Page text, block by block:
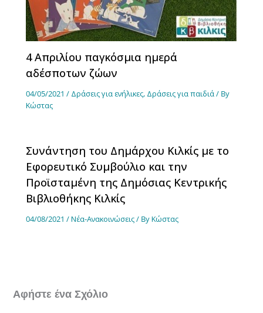
4 Απριλίου παγκόσμια ημερά
αδέσποτων ζώων
04/05/2021/ Δράσεις για ενήλικες, Δράσεις για παιδιά/ By
Κώστας
Συνάντηση του Δημάρχου Κιλκίς με το
Εφορευτικό Συμβούλιο και την
Προϊσταμένη της Δημόσιας Κεντρικής
Βιβλιοθήκης Κιλκίς
04/08/2021/Νέα-Ανακοινώσεις/ ByΚώστας
Αφήστε ένα Σχόλιο